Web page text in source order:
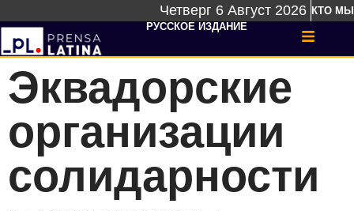
Четверг 6 Август 2026 КТО МЫ
РУССКОЕ ИЗДАНИЕ
Эквадорские
организации
солидарности